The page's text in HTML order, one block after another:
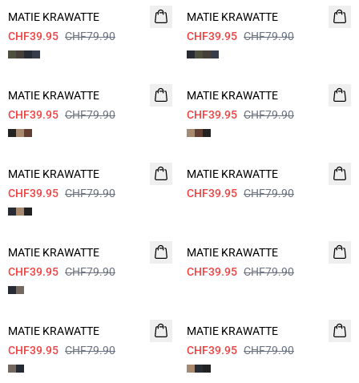
MATIE KRAWATTE
CHF39.95 CHF79.90
MATIE KRAWATTE
CHF39.95 CHF79.90
- 50%
MATIE KRAWATTE
CHF39.95 CHF79.90
- 50%
MATIE KRAWATTE
CHF39.95 CHF79.90
- 50%
MATIE KRAWATTE
CHF39.95 CHF79.90
- 50%
MATIE KRAWATTE
CHF39.95 CHF79.90
- 50%
MATIE KRAWATTE
CHF39.95 CHF79.90
MATIE KRAWATTE
CHF39.95 CHF79.90
- 50%
MATIE KRAWATTE
CHF39.95 CHF79.90
MATIE KRAWATTE
CHF39.95 CHF79.90
- 50%